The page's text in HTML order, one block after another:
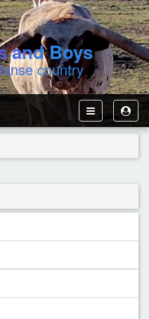
and Boys
country
User
Toggle
Navbar